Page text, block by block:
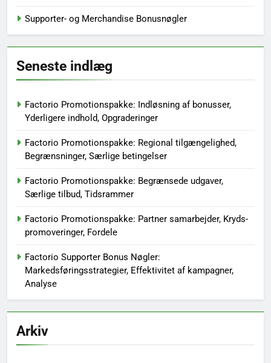
Supporter- og Merchandise Bonusnøgler
Seneste indlæg
Factorio Promotionspakke: Indløsning af bonusser,
Yderligere indhold, Opgraderinger
Factorio Promotionspakke: Regional tilgængelighed,
Begrænsninger, Særlige betingelser
Factorio Promotionspakke: Begrænsede udgaver,
Særlige tilbud, Tidsrammer
Factorio Promotionspakke: Partner samarbejder, Kryds-
promoveringer, Fordele
Factorio Supporter Bonus Nøgler:
Markedsføringsstrategier, Effektivitet af kampagner,
Analyse
Arkiv